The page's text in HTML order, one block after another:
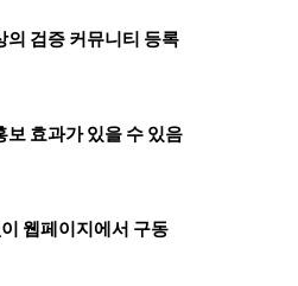
의 검증 커뮤니티 등록
보 효과가 있을 수 있음
웹페이지에서 구동